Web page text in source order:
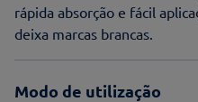
rápida absorção e fácil
deixa marcas brancas.
Modo de utilização